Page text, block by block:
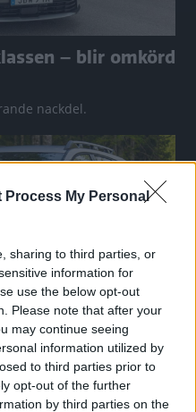
Process My Personal
sharing to third parties, or
information for
use the below opt-out
Please note that after your
may continue seeing
information utilized by
to third parties prior to
opt-out of the further
by third parties on the
– blir omkörd
nackdel.
har krympt men fylls
Vi provkör.